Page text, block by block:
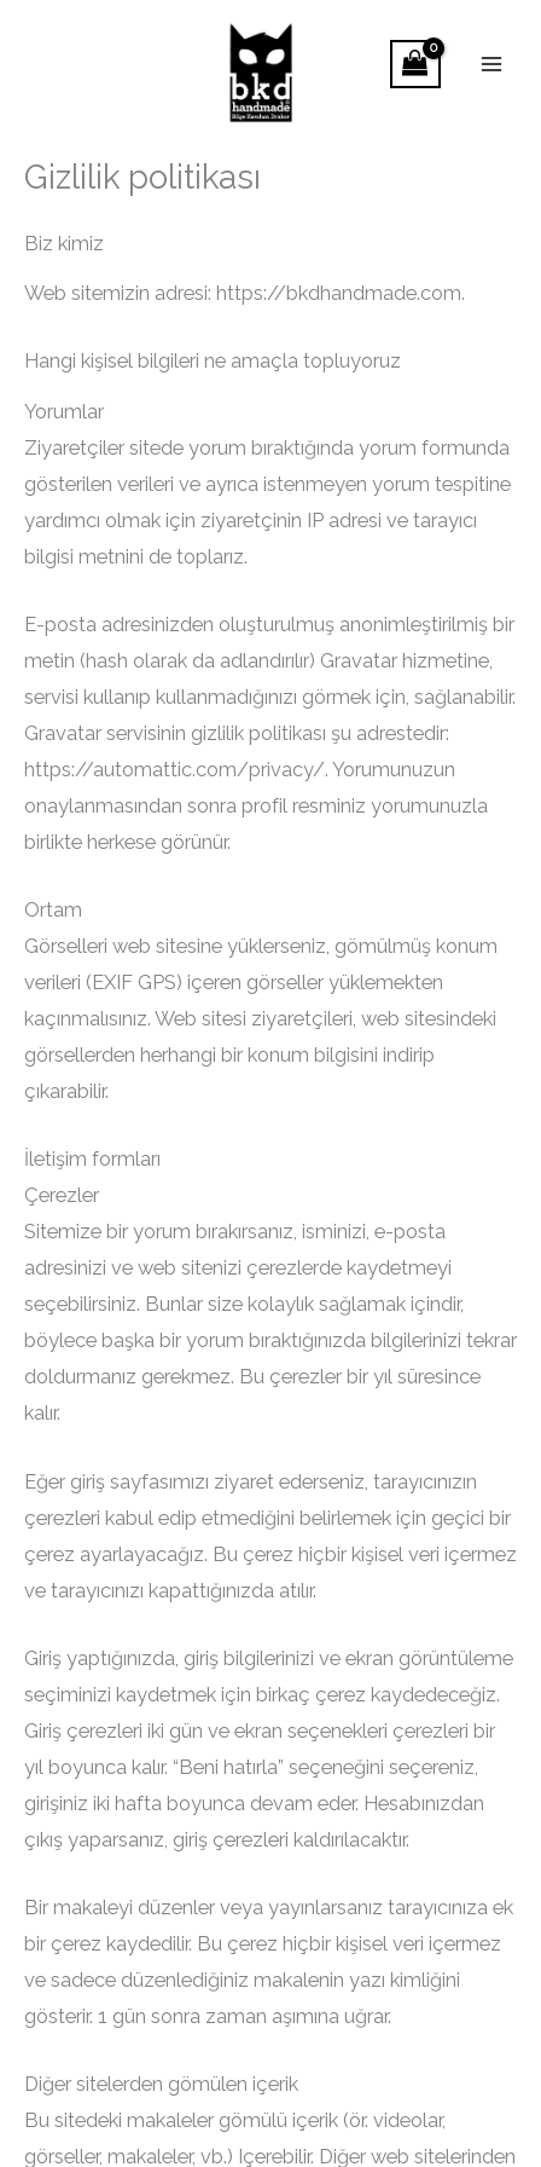
Gizlilik politikası
Biz kimiz
Web sitemizin adresi: https://bkdhandmade.com.
Hangi kişisel bilgileri ne amaçla topluyoruz
Yorumlar
Ziyaretçiler sitede yorum bıraktığında yorum formunda
gösterilen verileri ve ayrıca istenmeyen yorum tespitine
yardımcı olmak için ziyaretçinin IP adresi ve tarayıcı
bilgisi metnini de toplarız.
E-posta adresinizden oluşturulmuş anonimleştirilmiş bir
metin (hash olarak da adlandırılır) Gravatar hizmetine,
servisi kullanıp kullanmadığınızı görmek için, sağlanabilir.
Gravatar servisinin gizlilik politikası şu adrestedir:
https://automattic.com/privacy/. Yorumunuzun
onaylanmasından sonra profil resminiz yorumunuzla
birlikte herkese görünür.
Ortam
Görselleri web sitesine yüklerseniz, gömülmüş konum
verileri (EXIF GPS) içeren görseller yüklemekten
kaçınmalısınız. Web sitesi ziyaretçileri, web sitesindeki
görsellerden herhangi bir konum bilgisini indirip
çıkarabilir.
İletişim formları
Çerezler
Sitemize bir yorum bırakırsanız, isminizi, e-posta
adresinizi ve web sitenizi çerezlerde kaydetmeyi
seçebilirsiniz. Bunlar size kolaylık sağlamak içindir,
böylece başka bir yorum bıraktığınızda bilgilerinizi tekrar
doldurmanız gerekmez. Bu çerezler bir yıl süresince
kalır.
Eğer giriş sayfasımızı ziyaret ederseniz, tarayıcınızın
çerezleri kabul edip etmediğini belirlemek için geçici bir
çerez ayarlayacağız. Bu çerez hiçbir kişisel veri içermez
ve tarayıcınızı kapattığınızda atılır.
Giriş yaptığınızda, giriş bilgilerinizi ve ekran görüntüleme
seçiminizi kaydetmek için birkaç çerez kaydedeceğiz.
Giriş çerezleri iki gün ve ekran seçenekleri çerezleri bir
yıl boyunca kalır. “Beni hatırla” seçeneğini seçereniz,
girişiniz iki hafta boyunca devam eder. Hesabınızdan
çıkış yaparsanız, giriş çerezleri kaldırılacaktır.
Bir makaleyi düzenler veya yayınlarsanız tarayıcınıza ek
bir çerez kaydedilir. Bu çerez hiçbir kişisel veri içermez
ve sadece düzenlediğiniz makalenin yazı kimliğini
gösterir. 1 gün sonra zaman aşımına uğrar.
Diğer sitelerden gömülen içerik
Bu sitedeki makaleler gömülü içerik (ör. videolar,
görseller, makaleler, vb.) Içerebilir. Diğer web sitelerinden